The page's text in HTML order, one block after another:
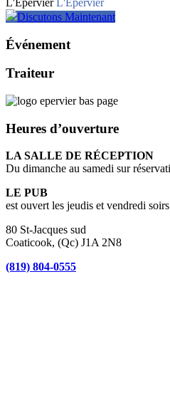
Discutons Maintenant
Événement
Traiteur
Heures d’ouverture
LA SALLE DE RÉCEPTION
Du dimanche au samedi sur
LE PUB
est ouvert les jeudis et vendredi
80 St-Jacques sud
Coaticook, (Qc) J1A 2N8
(819) 804-0555